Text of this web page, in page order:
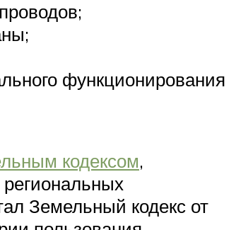
функционирования
кодексом,
Земельный кодекс от